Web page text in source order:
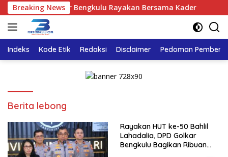
Langsung
ke
konten
Breaking News
DPD Golkar Bengkulu Rayakan Bersama Kader
Indeks Kode Etik Redaksi Disclaimer Pedoman
Berita lebong
Rayakan HUT ke-50 Bahlil
Lahadalia, DPD Golkar
Bengkulu Bagikan Ribuan